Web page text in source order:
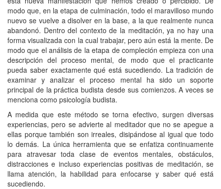
dependen del nivel del tantra y la tradición a la que pertenecen…”
“…La idea general es que el proceso y la secuencia de las
visualizaciones corresponden exactamente a ciertas experiencias
de nuestro ciclo de vida, y que a través de “re-imaginarlas” de
esa manera pura, el proceso básicamente se recrea o se purifica,
y se puede reconocer como el despliegue puro de la mente
brillante.”
modo que, en la etapa de culminación, todo el maravilloso mundo
nuevo se vuelve a disolver en la base, a la que realmente nunca
abandonó. Dentro del contexto de la meditación, ya no hay una
forma visualizada con la cual trabajar, pero aún está la mente. De
modo que el análisis de la etapa de compleción empieza con una
descripción del proceso mental, de modo que el practicante
pueda saber exactamente qué está sucediendo. La tradición de
examinar y analizar el proceso mental ha sido un soporte
principal de la práctica budista desde sus comienzos. A veces se
menciona como psicología budista.
A medida que este método se torna efectivo, surgen diversas
experiencias, pero se advierte al meditador que no se apegue a
ellas porque también son irreales, disipándose al igual que todo
lo demás. La única herramienta que se enfatiza continuamente
para atravesar toda clase de eventos mentales, obstáculos,
distracciones e incluso experiencias positivas de meditación, se
llama atención, la habilidad para enfocarse y saber qué está
sucediendo.